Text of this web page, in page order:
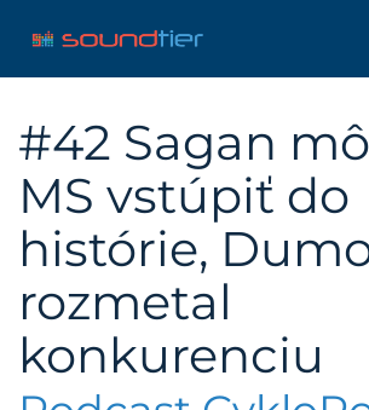
#42 Sagan
MS vstúpiť do
histórie,
rozmetal
konkurenciu